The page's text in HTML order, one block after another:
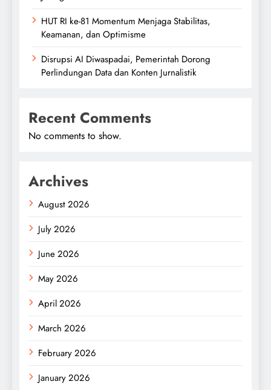
HUT RI ke-81 Momentum Menjaga Stabilitas,
Keamanan, dan Optimisme
Disrupsi AI Diwaspadai, Pemerintah Dorong
Perlindungan Data dan Konten Jurnalistik
Recent Comments
No comments to show.
Archives
August 2026
July 2026
June 2026
May 2026
April 2026
March 2026
February 2026
January 2026